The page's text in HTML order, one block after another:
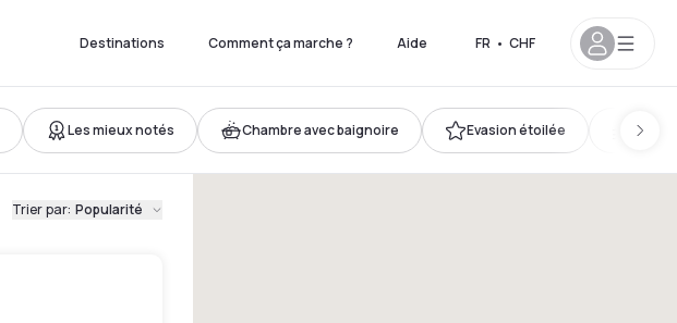
Destinations Comment ça marche ? Aide FR • CHF
Les mieux notés Chambre avec baignoire Evasion étoilée Nos
Trier par: Popularité